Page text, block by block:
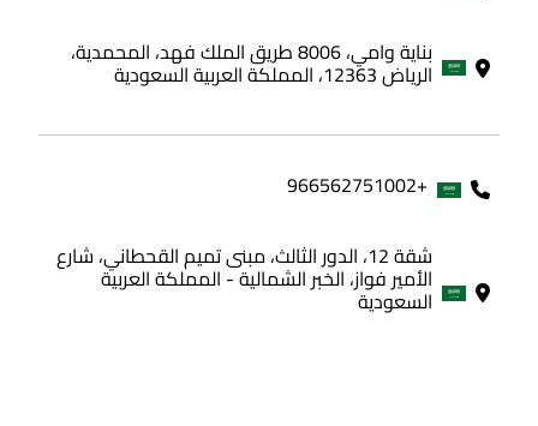
بناية وامي، 8006 طريق الملك فهد، المحمدية،
الرياض 12363، المملكة العربية السعودية
+966562751002
شقة 12، الدور الثالث، مبنى تميم القحطاني، شارع
الأمير فواز، الخبر الشمالية - المملكة العربية
السعودية